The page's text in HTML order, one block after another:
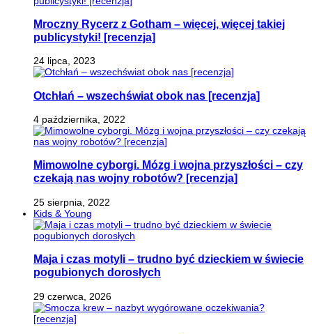
Mroczny Rycerz z Gotham – więcej, więcej takiej
publicystyki! [recenzja]
24 lipca, 2023
Otchłań – wszechświat obok nas [recenzja]
4 października, 2022
Mimowolne cyborgi. Mózg i wojna przyszłości – czy
czekają nas wojny robotów? [recenzja]
25 sierpnia, 2022
Kids & Young
Maja i czas motyli – trudno być dzieckiem w świecie
pogubionych dorosłych
29 czerwca, 2026